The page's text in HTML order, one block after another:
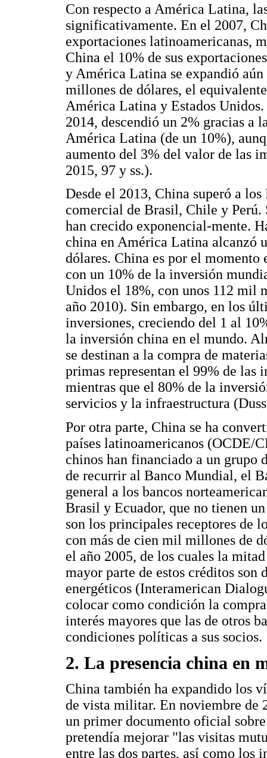
Con respecto a América Latina,
significativamente. En el 2007,
exportaciones latinoamericanas,
China el 10% de sus
y América Latina se expandió
millones de dólares, el
América Latina y Estados
2014, descendió un 2% gracias a
América Latina (de un 10%),
aumento del 3% del valor de las
2015, 97 y ss.).
Desde el 2013, China superó a
comercial de Brasil, Chile y
han crecido exponencial-mente.
china en América Latina alcanzó
dólares. China es por el
con un 10% de la inversión
Unidos el 18%, con unos 112 mil
año 2010). Sin embargo, en los
inversiones, creciendo del 1 al
la inversión china en el mundo.
se destinan a la compra de
primas representan el 99% de las
mientras que el 80% de la
servicios y la infraestructura
Por otra parte, China se ha
países latinoamericanos (OCDE/
chinos han financiado a un grupo
de recurrir al Banco Mundial, el
general a los bancos
Brasil y Ecuador, que no tienen
son los principales receptores de
con más de cien mil millones de
el año 2005, de los cuales la
mayor parte de estos créditos son
energéticos (Interamerican
colocar como condición la
interés mayores que las de otros
condiciones políticas a sus socios.
2. La presencia china en
China también ha expandido los
de vista militar. En noviembre de
un primer documento oficial
pretendía mejorar "las visitas
entre las dos partes, así como los